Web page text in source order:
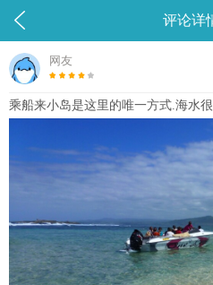
 评论详
网友
乘船来小岛是这里的唯一方式.海水